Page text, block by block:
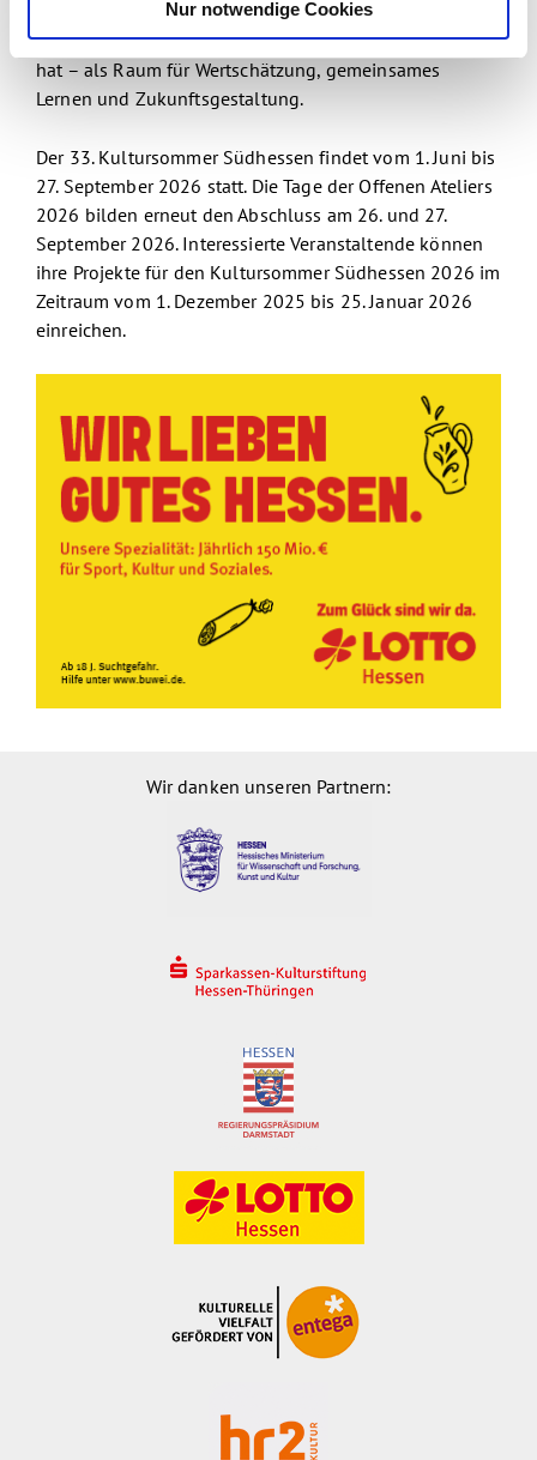
Nur notwendige Cookies
Resonanz macht deutlich, dass die Nachlese als fester
Bestandteil des Kultursommers ihren Platz gefunden
hat – als Raum für Wertschätzung, gemeinsames
Lernen und Zukunftsgestaltung.
Der 33. Kultursommer Südhessen findet vom 1. Juni bis
27. September 2026 statt. Die Tage der Offenen Ateliers
2026 bilden erneut den Abschluss am 26. und 27.
September 2026. Interessierte Veranstaltende können
ihre Projekte für den Kultursommer Südhessen 2026 im
Zeitraum vom 1. Dezember 2025 bis 25. Januar 2026
einreichen.
Wir danken unseren Partnern: